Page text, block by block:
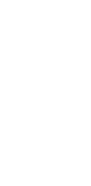
Song Lyrics - දන්නවාද මාව
Lyrics - අහිමි විමයි හිමි
Song Lyrics - ඔබමයි මගේ